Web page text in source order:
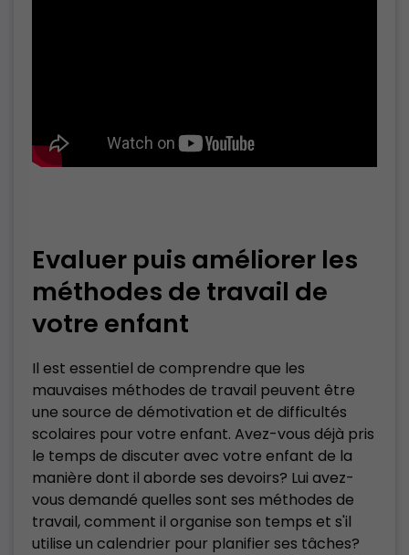
Evaluer puis améliorer les
méthodes de travail de
votre enfant
Il est essentiel de comprendre que les
mauvaises méthodes de travail peuvent être
une source de démotivation et de difficultés
scolaires pour votre enfant. Avez-vous déjà pris
le temps de discuter avec votre enfant de la
manière dont il aborde ses devoirs? Lui avez-
vous demandé quelles sont ses méthodes de
travail, comment il organise son temps et s'il
utilise un calendrier pour planifier ses tâches?